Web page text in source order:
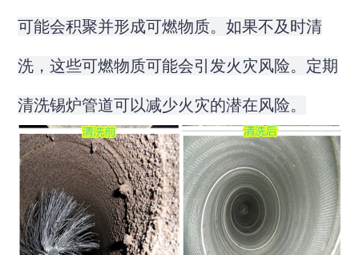
可能会积聚并形成可燃物质。如果不及时清
洗，这些可燃物质可能会引发火灾风险。定期
清洗锡炉管道可以减少火灾的潜在风险。